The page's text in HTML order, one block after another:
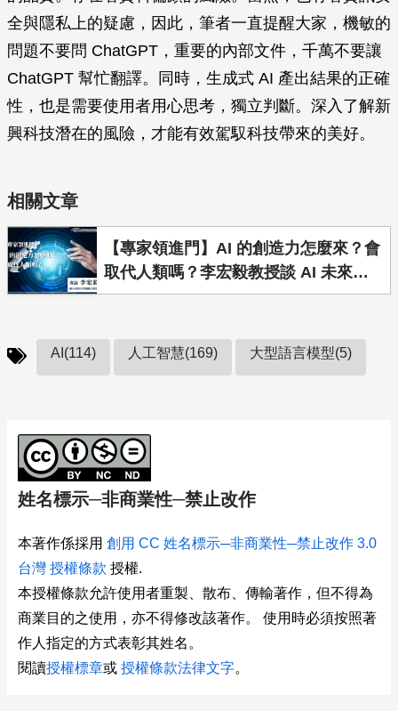
全與隱私上的疑慮，因此，筆者一直提醒大家，機敏的
問題不要問 ChatGPT，重要的內部文件，千萬不要讓
ChatGPT 幫忙翻譯。同時，生成式 AI 產出結果的正確
性，也是需要使用者用心思考，獨立判斷。深入了解新
興科技潛在的風險，才能有效駕馭科技帶來的美好。
相關文章
【專家領進門】AI 的創造力怎麼來？會
取代人類嗎？李宏毅教授談 AI 未來趨
勢
AI(114) 人工智慧(169) 大型語言模型(5)
姓名標示─非商業性─禁止改作
本著作係採用 創用 CC 姓名標示─非商業性─禁止改作 3.0
台灣 授權條款 授權.
本授權條款允許使用者重製、散布、傳輸著作，但不得為
商業目的之使用，亦不得修改該著作。 使用時必須按照著
作人指定的方式表彰其姓名。
閱讀授權標章或 授權條款法律文字。